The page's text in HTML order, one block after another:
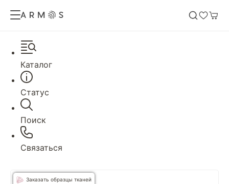
Каталог
Статус
Поиск
Связаться
Заказать образцы тканей